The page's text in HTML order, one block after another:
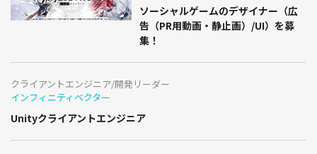
ソーシャルゲームのデザイナー（広
告（PR用動画・静止画）/UI）を募
集！
クライアントエンジニア/開発リーダー
インフィニティベクター
Unityクライアントエンジニア